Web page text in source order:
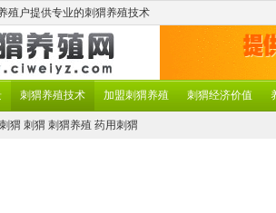
殖户提供专业的刺猬养殖技术
刺猬养殖技术 加盟刺猬养殖 刺猬经济价值
猬 刺猬 刺猬养殖 药用刺猬